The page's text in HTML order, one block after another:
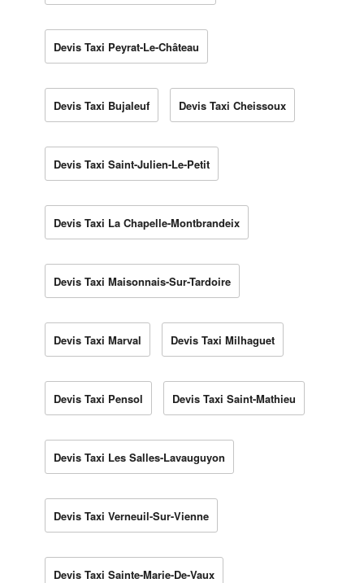
Devis Taxi Peyrat-Le-Château
Devis Taxi Bujaleuf Devis Taxi Cheissoux
Devis Taxi Saint-Julien-Le-Petit
Devis Taxi La Chapelle-Montbrandeix
Devis Taxi Maisonnais-Sur-Tardoire
Devis Taxi Marval Devis Taxi Milhaguet
Devis Taxi Pensol Devis Taxi Saint-Mathieu
Devis Taxi Les Salles-Lavauguyon
Devis Taxi Verneuil-Sur-Vienne
Devis Taxi Sainte-Marie-De-Vaux